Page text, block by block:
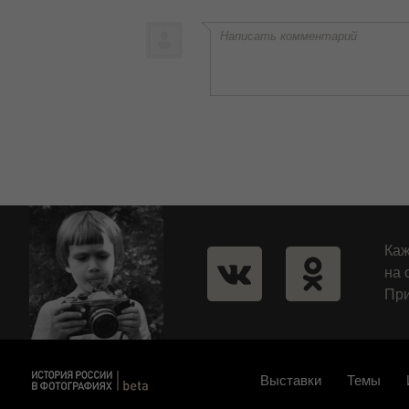
Написать комментарий
на
Выставки Темы